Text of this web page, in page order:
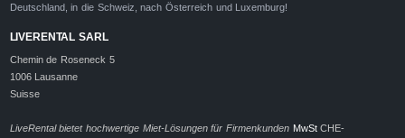
Deutschland, in die Schweiz, nach Österreich und Luxemburg!
LIVERENTAL SARL
Chemin de Roseneck 5
1006 Lausanne
Suisse
LiveRental bietet hochwertige Miet-Lösungen für Firmenkunden MwStCHE-